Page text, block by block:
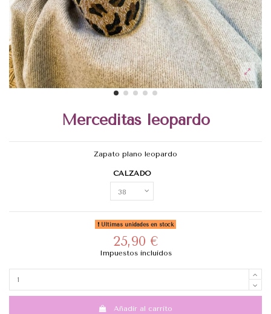
Merceditas leopardo
Zapato plano leopardo
CALZADO
Últimas unidades en stock
25,90 €
Impuestos incluidos
Añadir al carrito